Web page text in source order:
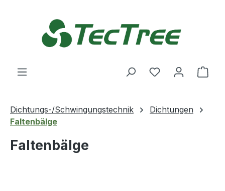
Du hast 0
Dichtungs-/Schwingungstechnik
Dichtungen
Faltenbälge
Faltenbälge